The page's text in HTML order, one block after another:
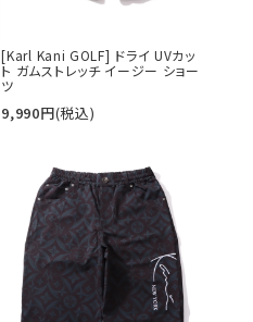
[Karl Kani GOLF] ドライ UVカッ
ト ガムストレッチ イージー ショー
ツ
9,990円(税込)